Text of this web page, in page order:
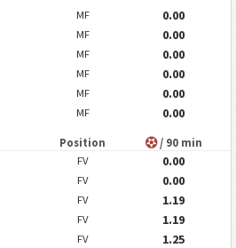
MF
0.00
MF
0.00
MF
0.00
MF
0.00
MF
0.00
MF 0.00
Position / 90 min
FV
0.00
FV
0.00
FV
1.19
FV
1.19
FV
1.25